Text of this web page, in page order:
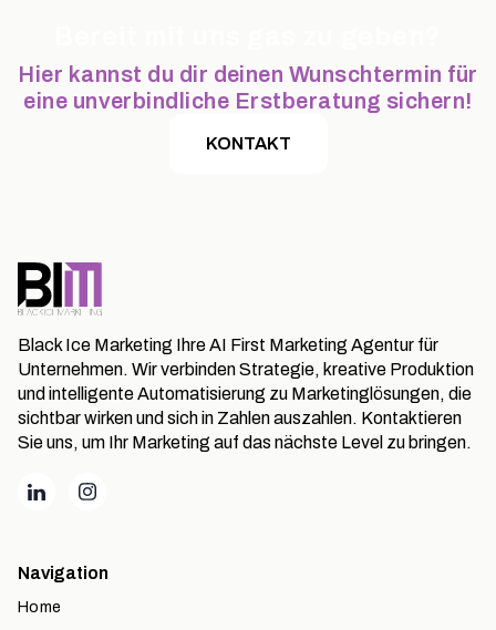
Hier kannst du dir deinen Wunschtermin für
eine unverbindliche Erstberatung sichern!
KONTAKT
Black Ice Marketing Ihre AI First Marketing Agentur für
Unternehmen. Wir verbinden Strategie, kreative Produktion
und intelligente Automatisierung zu Marketinglösungen, die
sichtbar wirken und sich in Zahlen auszahlen. Kontaktieren
Sie uns, um Ihr Marketing auf das nächste Level zu bringen.
Navigation
Home